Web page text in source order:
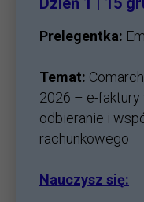
Prelegentka:
Temat:
2026 – e-faktury
odbieranie i
rachunkowego
Nauczysz się: